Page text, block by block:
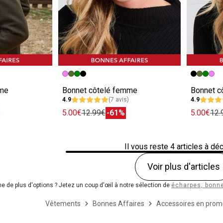
Image précédente
Image suivante
Bonnet côtelé femme
4.9 (7 avis)
5.00€12.99€-61%
Image
Image
Bonnet
4.9
5.00€
Il vous reste 4 articles à
Voir plus d'articles
de plus d'options ? Jetez un coup d'œil à notre sélection de écharpes,
Vêtements Bonnes Affaires Accessoires en